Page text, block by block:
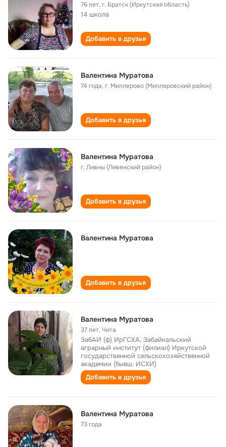
76 лет,г. Братск (Иркутская область)
14 школа
Добавить в друзья
Валентина Муратова
74 года,г. Миллерово (Миллеровский район)
Добавить в друзья
Валентина Муратова
г. Ливны (Ливенский район)
Добавить в друзья
Валентина Муратова
Добавить в друзья
Валентина Муратова
37 лет,Чита
ЗабАИ (ф) ИрГСХА, Забайкальский
аграрный институт (филиал) Иркутской
государственной сельскохозяйственной
академии (бывш. ИСХИ)
Добавить в друзья
Валентина Муратова
73 года